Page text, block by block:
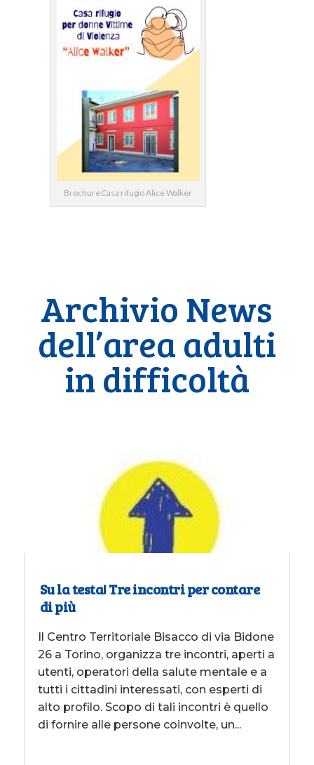
Brochure Casa rifugio Alice Walker
Archivio News
dell’area adulti
in difficoltà
Su la testa! Tre incontri per contare
di più
Il Centro Territoriale Bisacco di via Bidone
26 a Torino, organizza tre incontri, aperti a
utenti, operatori della salute mentale e a
tutti i cittadini interessati, con esperti di
alto profilo. Scopo di tali incontri è quello
di fornire alle persone coinvolte, un...